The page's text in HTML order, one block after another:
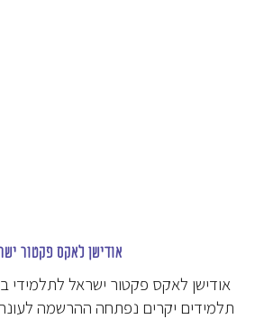
אודישן לאקס פקטור
אודישן לאקס פקטור ישראל לתלמידי
תלמידים יקרים נפתחה ההרשמה